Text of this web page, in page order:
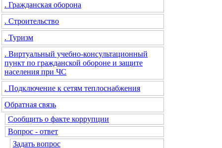
. Гражданская оборона
. Строительство
. Туризм
. Виртуальный учебно-консультационный
пункт по гражданской обороне и защите
населения при ЧС
. Подключение к сетям теплоснабжения
Обратная связь
Сообщить о факте коррупции
Вопрос - ответ
Задать вопрос